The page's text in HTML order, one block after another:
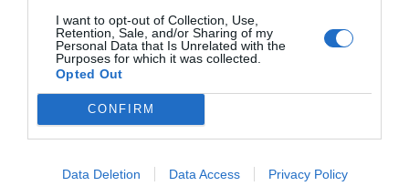
I want to opt-out of Collection, Use,
Retention, Sale, and/or Sharing of my
Personal Data that Is Unrelated with the
Purposes for which it was collected.
Opted Out
CONFIRM
Data Deletion Data Access Privacy Policy